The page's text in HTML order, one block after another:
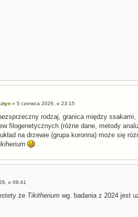
» 5 czerwca 2026, o 23:15
rodzaj, granica między
filogenetycznych (różne dane, metody
na drzewie (grupa koronna) może się
.
o 09:41
że Tikitherium wg. badania z 2024 jest